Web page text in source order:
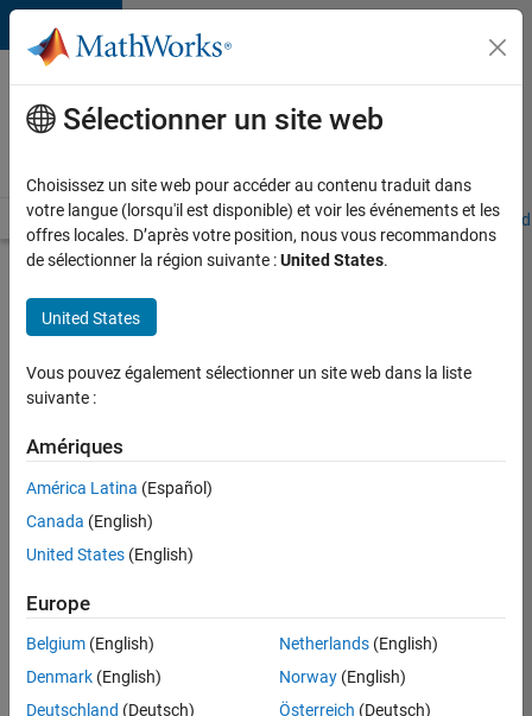
Passer au contenu
Votre
carrière
chez
Accueil Explorer nos opportunités Adresses de nos bureaux
d’autres
offres
Senior
Software
Quality
Engineer
maintenant
Poste:
36935-
Sélectionner un site web
Choisissez un site web pour accéder au contenu traduit dans
votre langue (lorsqu'il est disponible) et voir les événements et les
offres locales. D’après votre position, nous vous recommandons
de sélectionner la région suivante :United States.
United States
Vous pouvez également sélectionner un site web dans la liste
suivante :
Amériques
América Latina (Español)
Canada (English)
United States (English)
Europe
Belgium (English)
Denmark (English)
Deutschland (Deutsch)
Netherlands(English)
Norway(English)
Österreich (Deutsch)